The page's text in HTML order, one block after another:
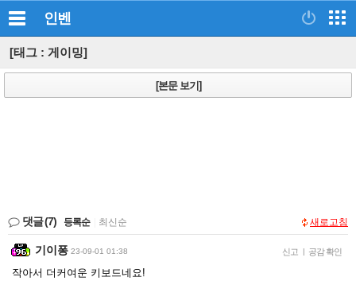
인벤
[태그 : 게이밍]
[본문 보기]
댓글(7) 등록순 최신순 새로고침
기이퐁 23-09-01 01:38 신고 | 공감 확인
작아서 더커여운 키보드네요!